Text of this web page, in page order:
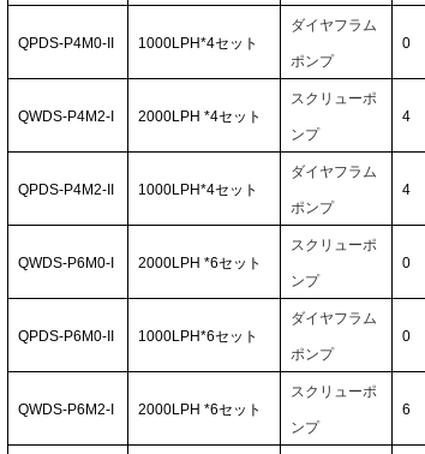
QPDS-P4M0-II 1000LPH*4セット
ダイヤフラム
ポンプ
0
QWDS-P4M2-I 2000LPH *4セット
スクリューポ
ンプ
4
QPDS-P4M2-II 1000LPH*4セット
ダイヤフラム
ポンプ
4
QWDS-P6M0-I 2000LPH *6セット
スクリューポ
ンプ
0
QPDS-P6M0-II 1000LPH*6セット
ダイヤフラム
ポンプ
0
QWDS-P6M2-I 2000LPH *6セット
スクリューポ
ンプ
6